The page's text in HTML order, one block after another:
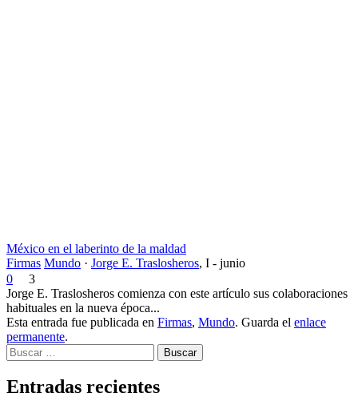
México en el laberinto de la maldad
Firmas Mundo · Jorge E. Traslosheros, I - junio
0
3
Jorge E. Traslosheros comienza con este artículo sus colaboraciones
habituales en la nueva época...
Esta entrada fue publicada en Firmas, Mundo. Guarda el enlace
permanente.
Buscar
Entradas recientes